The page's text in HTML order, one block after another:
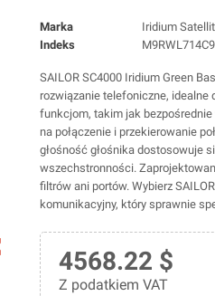
Marka
Iridium
Indeks
M9RWL714C9
SAILOR SC4000 Iridium Green
rozwiązanie telefoniczne,
funkcjom, takim jak
na połączenie i przekierowanie
głośność głośnika dostosowuje
wszechstronności.
filtrów ani portów. Wybierz
komunikacyjny, który sprawnie
4568.22 $
Z podatkiem VAT